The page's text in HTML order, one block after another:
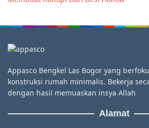
Appasco Bengkel Las Bogor yang
konstruksi rumah minimalis. Bekerja
dengan hasil memuaskan insya Allah
Alamat